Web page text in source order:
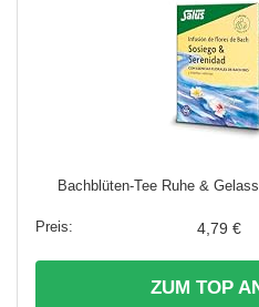
Bachblüten-Tee Ruhe &
4,79 €
ZUM TOP